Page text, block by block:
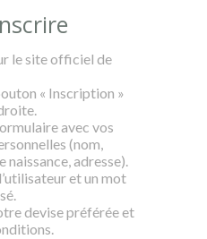
le site officiel de
« Inscription »
avec vos
(nom,
naissance, adresse).
et un mot
devise préférée et